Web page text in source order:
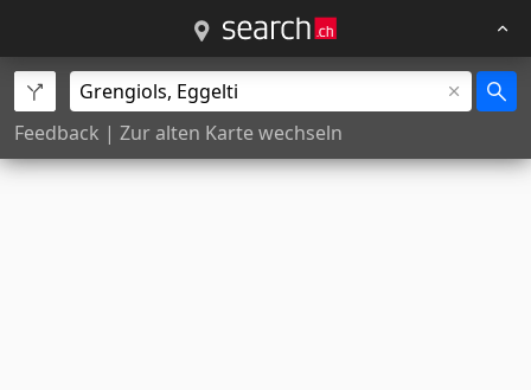
Feedback | Zur alten Karte wechseln